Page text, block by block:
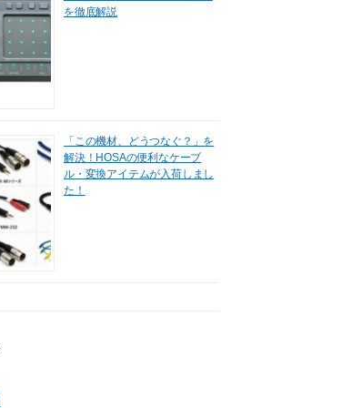
を徹底解説
「この機材、どうつなぐ？」を
解決！HOSAの便利なケーブ
ル・変換アイテムが入荷しまし
た！